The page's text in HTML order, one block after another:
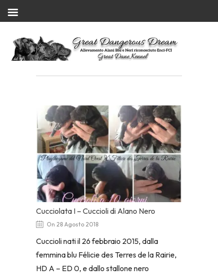
Cucciolata I – Cuccioli di Alano Nero
On 28 Agosto 2018
Cuccioli nati il 26 febbraio 2015, dalla
femmina blu Félicie des Terres de la Rairie,
HD A – ED 0, e dallo stallone nero